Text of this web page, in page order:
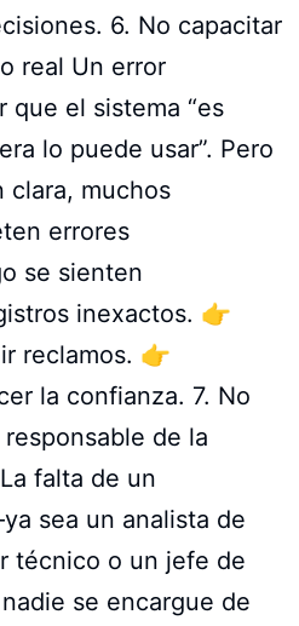
6. No capacitar
real Un error
que el sistema “es
lo puede usar”. Pero
clara, muchos
errores
se sienten
inexactos. 👉
reclamos. 👉
la confianza. 7. No
de la
falta de un
sea un analista de
técnico o un jefe de
se encargue de